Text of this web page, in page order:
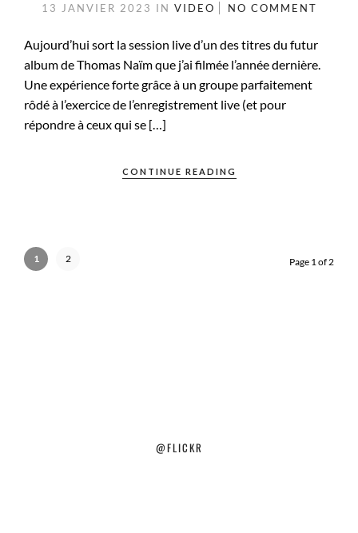
13 JANVIER 2023 IN VIDEO NO COMMENT
Aujourd’hui sort la session live d’un des titres du futur
album de Thomas Naïm que j’ai filmée l’année dernière.
Une expérience forte grâce à un groupe parfaitement
rôdé à l’exercice de l’enregistrement live (et pour
répondre à ceux qui se […]
CONTINUE READING
1 2 Page 1 of 2
@FLICKR